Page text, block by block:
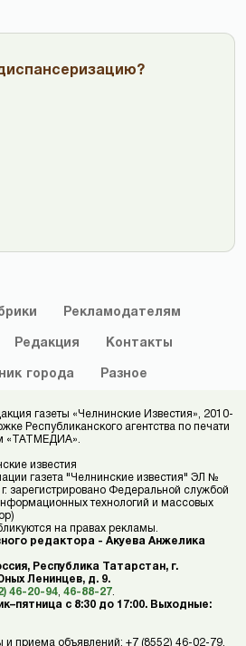
Рекламодателям
Редакция Контакты
города Разное
газеты «Челнинские Известия», 2010-
Республиканского агентства по печати
«ТАТМЕДИА».
известия
газета "Челнинские известия" ЭЛ №
зарегистрировано Федеральной службой
технологий и массовых
на правах рекламы.
редактора - Акуева Анжелика
Республика Татарстан, г.
Ленинцев, д. 9.
46-20-94 46-88-27
с 8:30 до 17:00. Выходные:
приема объявлений: +7 (8552) 46-02-79,